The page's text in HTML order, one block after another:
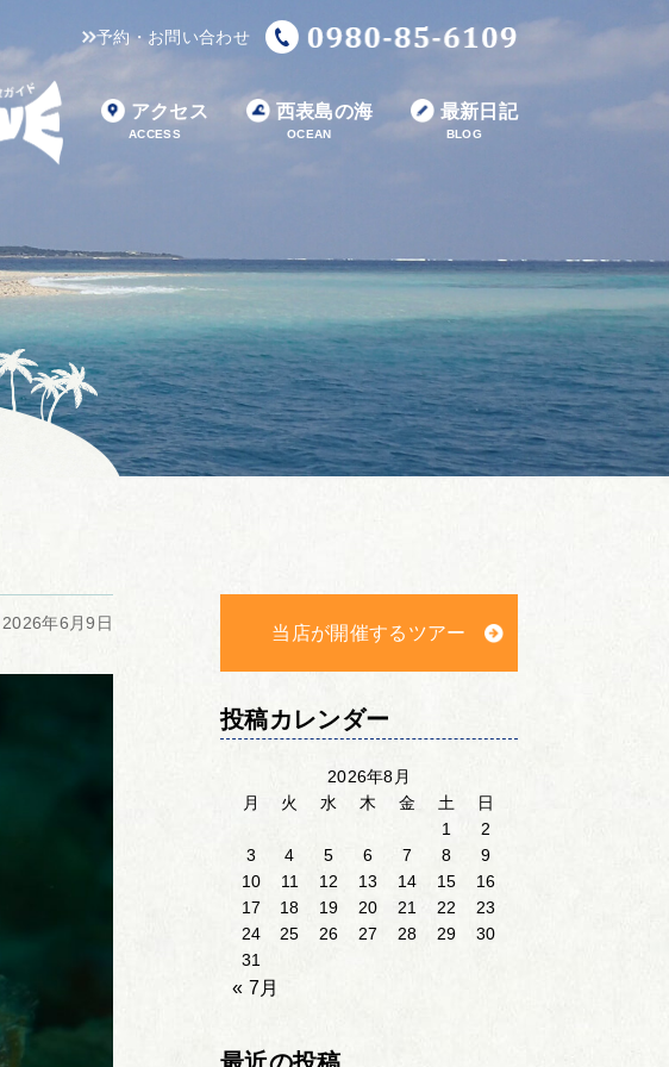
予約・お問い合わせ
アクセス
ACCESS
西表島の海
OCEAN
最新日記
BLOG
2026年6月9日 当店が開催するツアー
投稿カレンダー
2026年8月
月
火 水 木 金 土
日
1
2
3
4 5 6 7 8
9
10
11 12 13 14 15
16
17
18 19 20 21 22
23
24
25 26 27 28 29
30
31
« 7月